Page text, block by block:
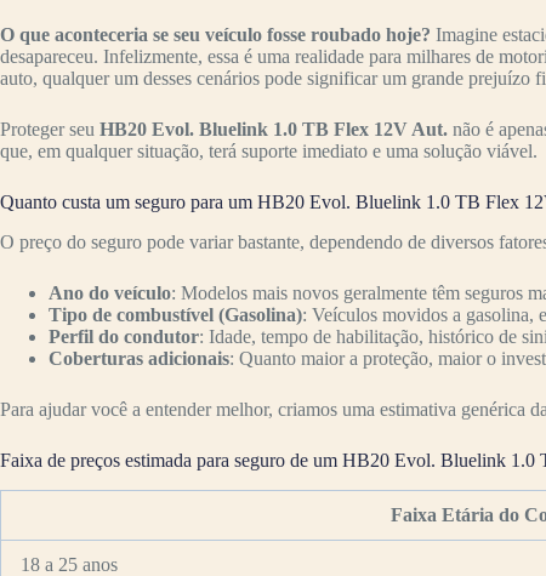
O que aconteceria se seu veículo fosse roubado hoje? Imagine
desapareceu. Infelizmente, essa é uma realidade para milhares de
auto, qualquer um desses cenários pode significar um grande prejuízo
Proteger seu HB20 Evol. Bluelink 1.0 TB Flex 12V Aut. não é
que, em qualquer situação, terá suporte imediato e uma solução viável.
Quanto custa um seguro para um HB20 Evol. Bluelink 1.0 TB Flex
O preço do seguro pode variar bastante, dependendo de diversos
Ano do veículo: Modelos mais novos geralmente têm seguros
Tipo de combustível (Gasolina): Veículos movidos a gasolina,
Perfil do condutor: Idade, tempo de habilitação, histórico de
Coberturas adicionais: Quanto maior a proteção, maior o
Para ajudar você a entender melhor, criamos uma estimativa genérica
Faixa de preços estimada para seguro de um HB20 Evol. Bluelink
Faixa Etária do
18 a 25 anos